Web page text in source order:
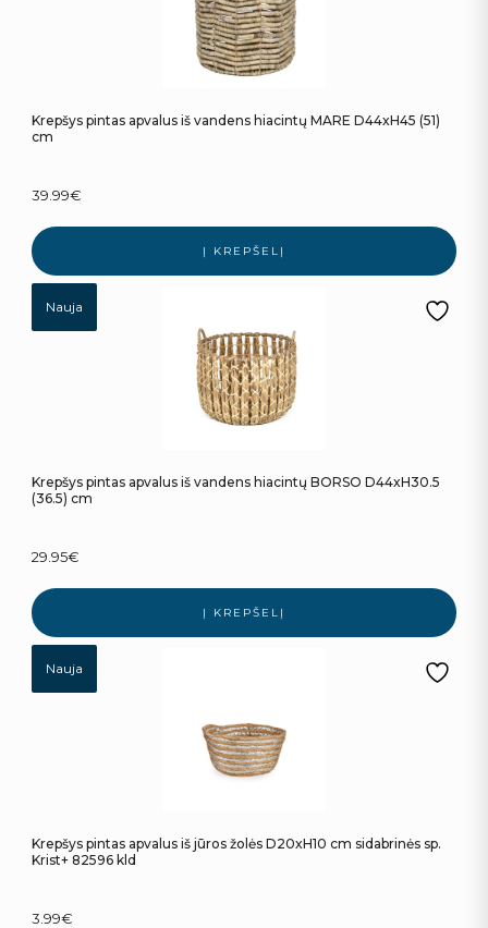
Krepšys pintas apvalus iš vandens hiacintų MARE D44xH45 (51)
cm
39.99€
Į KREPŠELĮ
Nauja
Krepšys pintas apvalus iš vandens hiacintų BORSO D44xH30.5
(36.5) cm
29.95€
Į KREPŠELĮ
Nauja
Krepšys pintas apvalus iš jūros žolės D20xH10 cm sidabrinės sp.
Krist+ 82596 kld
3.99€